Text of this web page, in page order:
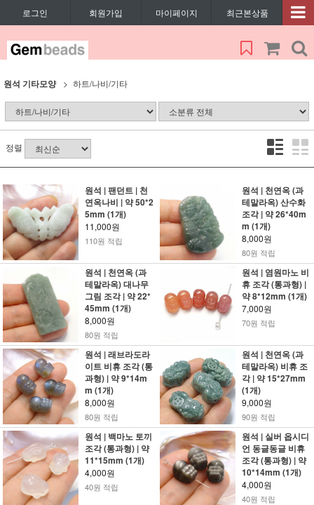
로그인 회원가입 마이페이지 최근본상품
원석 기타모양 하트/나비/기타
정렬
원석 | 팬던트 | 천
연옥나비 | 약 50*2
5mm (1개)
11,000원
110원 적립
원석 | 천연옥 (과
테말라옥) 산수화
조각 | 약 26*40m
m (1개)
8,000원
80원 적립
원석 | 천연옥 (과
테말라옥) 대나무
그림 조각 | 약 22*
45mm (1개)
8,000원
80원 적립
원석 | 염원마노 비
휴 조각 (통과형) |
약 8*12mm (1개)
7,000원
70원 적립
원석 | 래브라도라
이트 비휴 조각 (통
과형) | 약 9*14m
m (1개)
8,000원
80원 적립
원석 | 천연옥 (과
테말라옥) 비휴 조
각 | 약 15*27mm
(1개)
9,000원
90원 적립
원석 | 백마노 토끼
조각 (통과형) | 약
11*15mm (1개)
4,000원
40원 적립
원석 | 실버 옵시디
언 동글동글 비휴
조각 (통과형) | 약
10*14mm (1개)
4,000원
40원 적립